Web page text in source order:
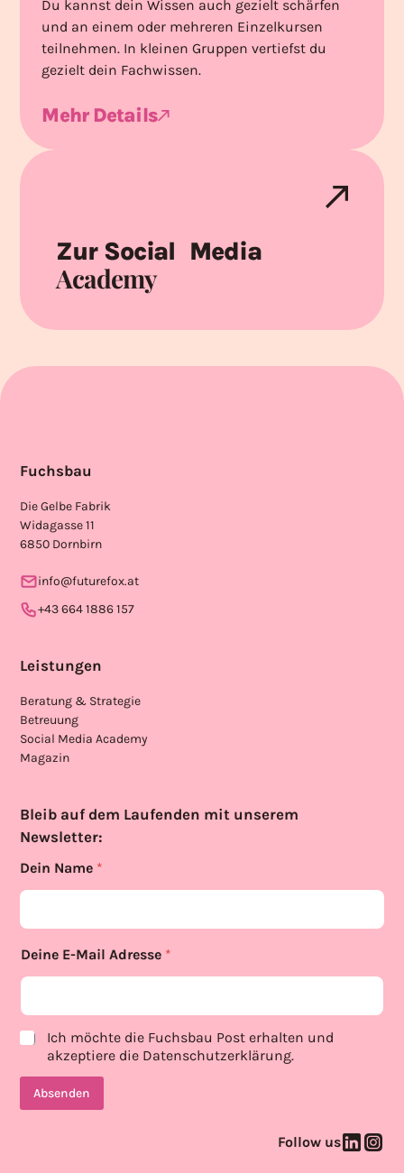
Du kannst dein Wissen auch gezielt schärfen
und an einem oder mehreren Einzelkursen
teilnehmen. In kleinen Gruppen vertiefst du
gezielt dein Fachwissen.
Mehr Details
Zur Social Media
Academy
Fuchsbau
Die Gelbe Fabrik
Widagasse 11
6850 Dornbirn
info@futurefox.at
+43 664 1886 157
Leistungen
Beratung & Strategie
Betreuung
Social Media Academy
Magazin
Bleib auf dem Laufenden mit unserem
Newsletter:
Dein Name *
Deine E-Mail Adresse *
D
p
a
Ich möchte die Fuchsbau Post erhalten und
akzeptiere die Datenschutzerklärung.
Absenden
Follow us